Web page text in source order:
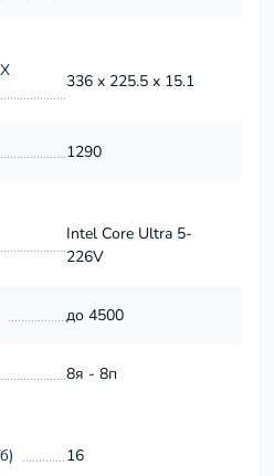
336 x 225.5 x 15.1
1290
Intel Core Ultra 5-
226V
до 4500
8я - 8п
16